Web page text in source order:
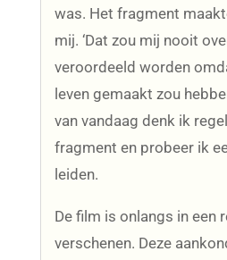
was. Het fragment
mij. ‘Dat zou mij nooit
veroordeeld worden
leven gemaakt zou
van vandaag denk ik
fragment en probeer ik
leiden.
De film is onlangs in een
verschenen. Deze